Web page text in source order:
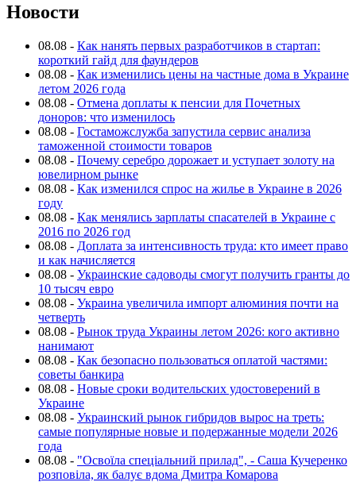
Новости
08.08 - Как нанять первых разработчиков в стартап:
короткий гайд для фаундеров
08.08 - Как изменились цены на частные дома в Украине
летом 2026 года
08.08 - Отмена доплаты к пенсии для Почетных
доноров: что изменилось
08.08 - Гостаможслужба запустила сервис анализа
таможенной стоимости товаров
08.08 - Почему серебро дорожает и уступает золоту на
ювелирном рынке
08.08 - Как изменился спрос на жилье в Украине в 2026
году
08.08 - Как менялись зарплаты спасателей в Украине с
2016 по 2026 год
08.08 - Доплата за интенсивность труда: кто имеет право
и как начисляется
08.08 - Украинские садоводы смогут получить гранты до
10 тысяч евро
08.08 - Украина увеличила импорт алюминия почти на
четверть
08.08 - Рынок труда Украины летом 2026: кого активно
нанимают
08.08 - Как безопасно пользоваться оплатой частями:
советы банкира
08.08 - Новые сроки водительских удостоверений в
Украине
08.08 - Украинский рынок гибридов вырос на треть:
самые популярные новые и подержанные модели 2026
года
08.08 - "Освоїла спеціальний прилад", - Саша Кучеренко
розповіла, як балує вдома Дмитра Комарова